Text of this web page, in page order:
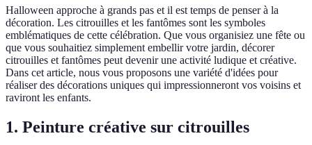
Halloween approche à grands pas et il est temps de penser à la
décoration. Les citrouilles et les fantômes sont les symboles
emblématiques de cette célébration. Que vous organisiez une fête ou
que vous souhaitiez simplement embellir votre jardin, décorer
citrouilles et fantômes peut devenir une activité ludique et créative.
Dans cet article, nous vous proposons une variété d'idées pour
réaliser des décorations uniques qui impressionneront vos voisins et
raviront les enfants.
1. Peinture créative sur citrouilles